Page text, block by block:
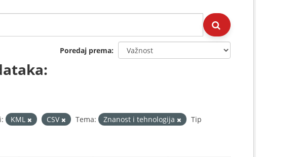
Poredaj prema
KML CSV Tema: Znanost i tehnologija
Tip